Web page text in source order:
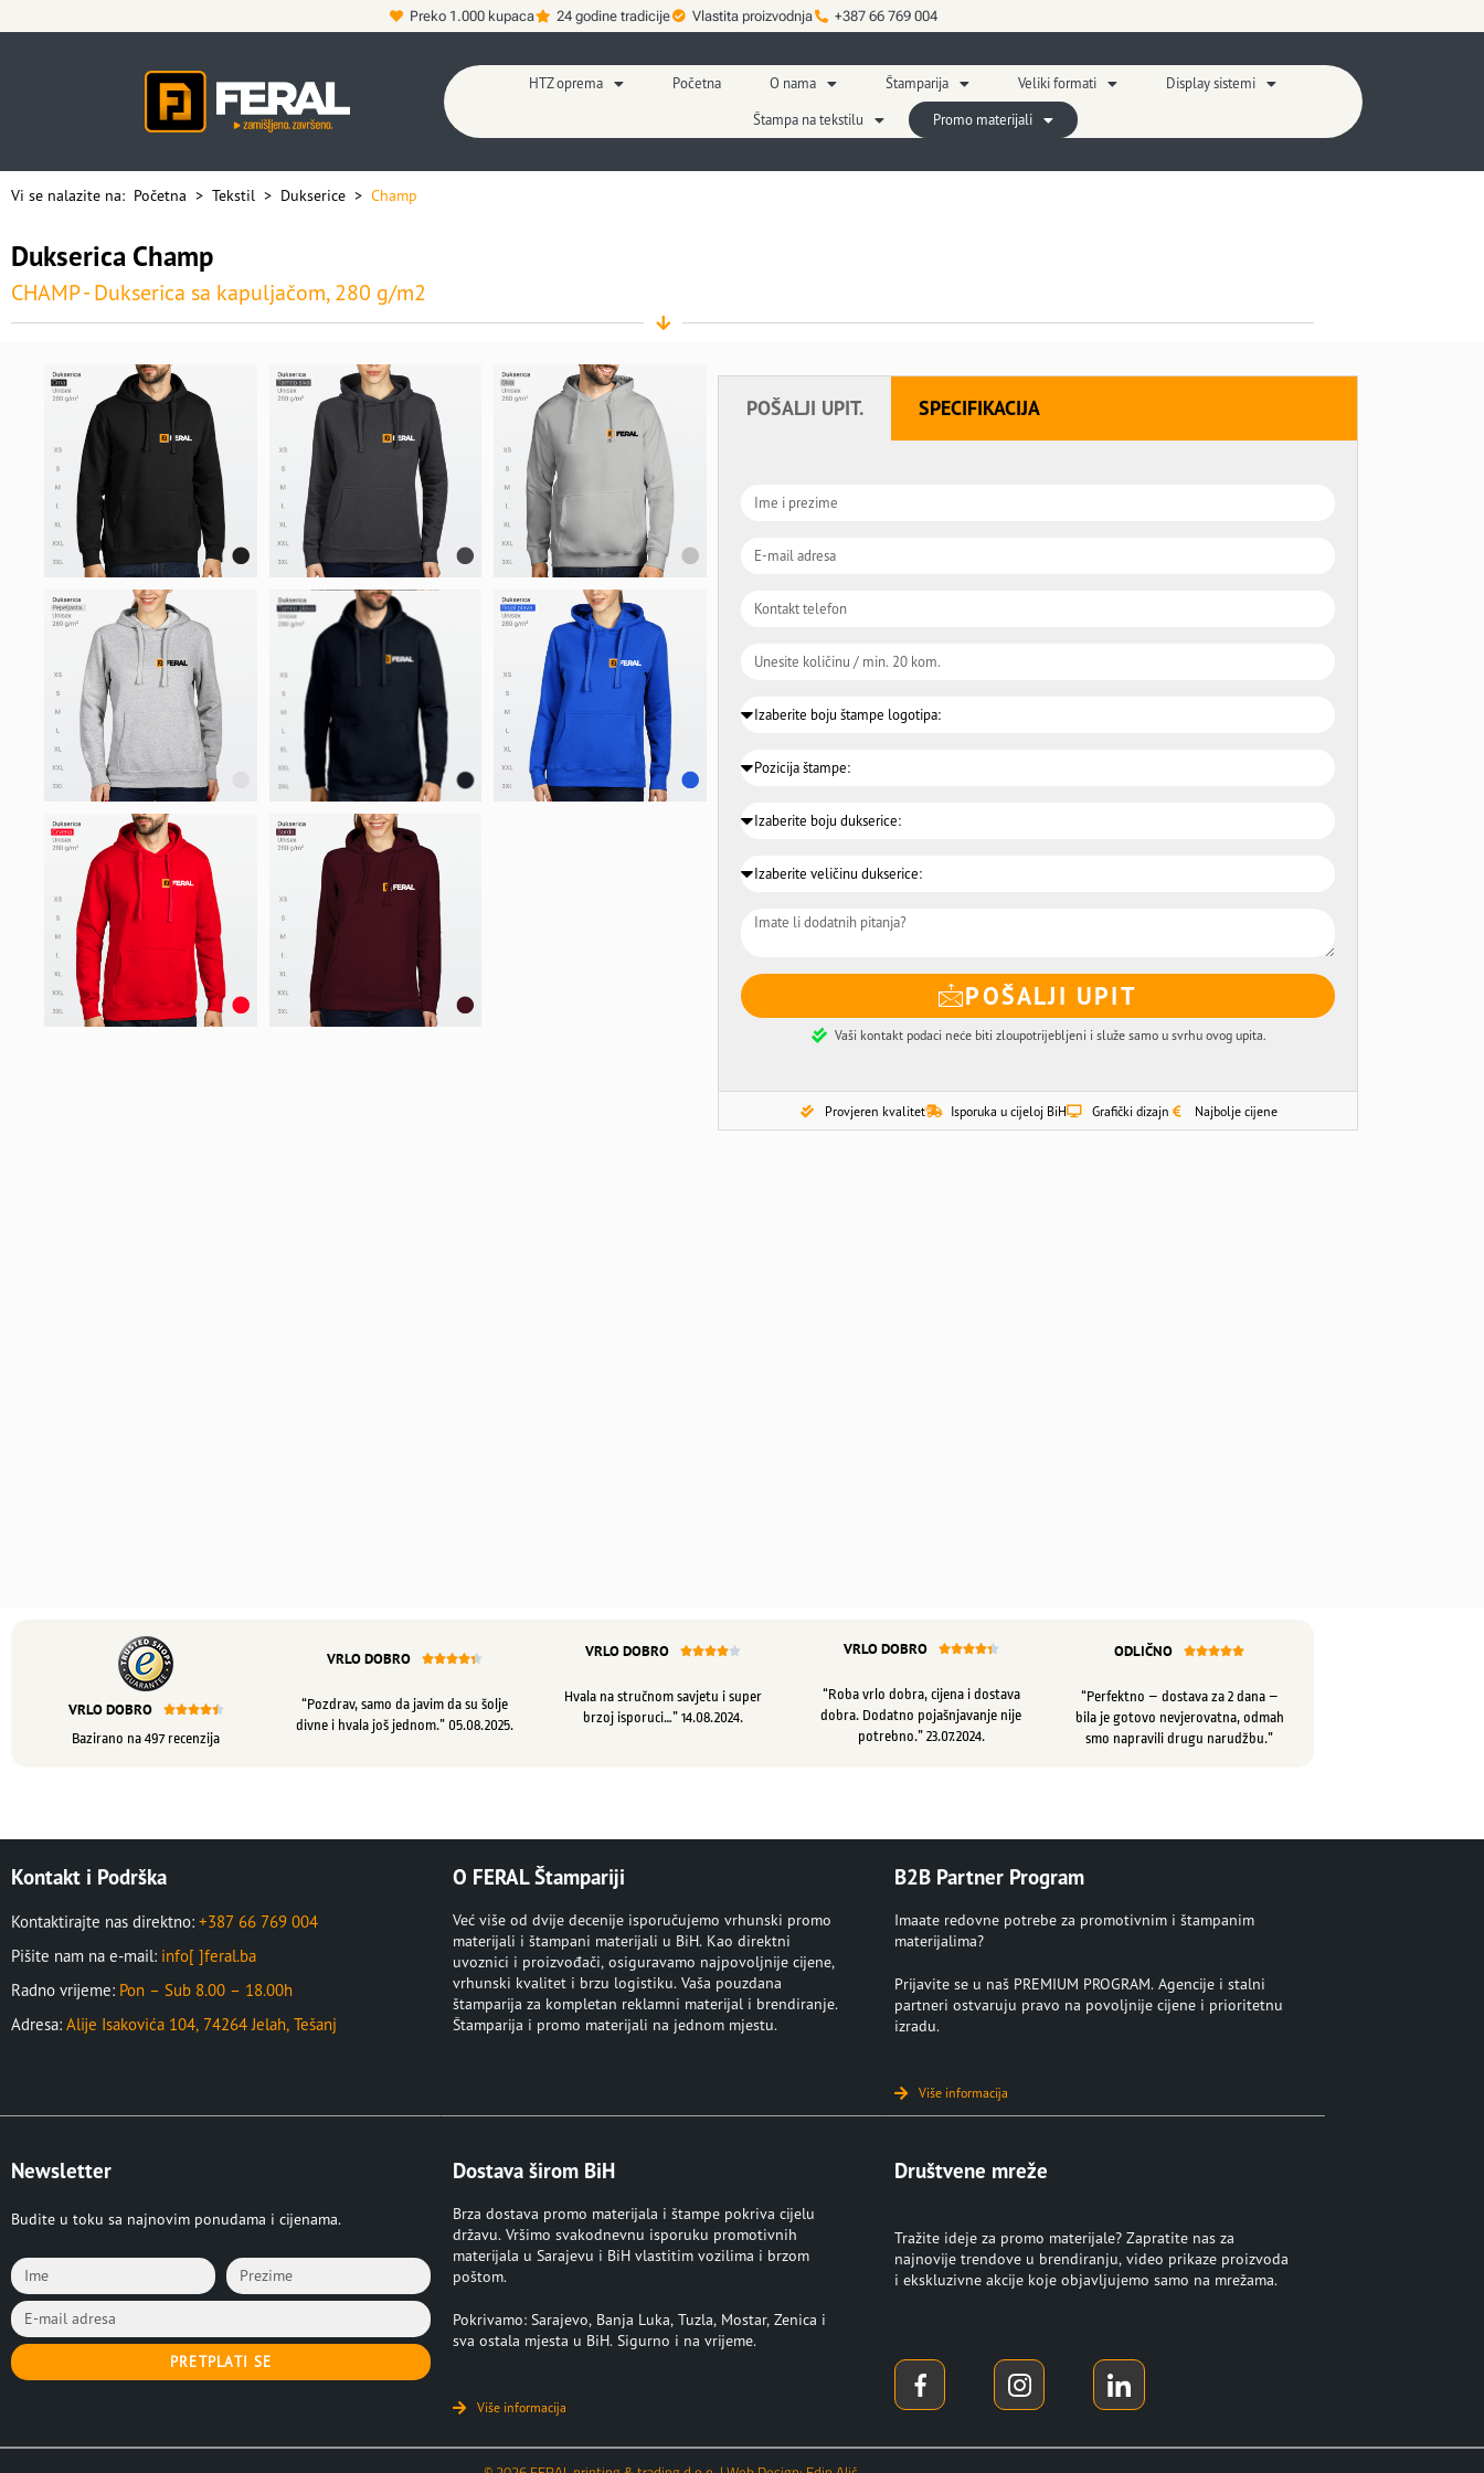
Preko 1.000 kupaca 24 godine tradicije Vlastita proizvodnja +387 66 769 004
HTZ oprema Početna O nama Štamparija Veliki formati
Display sistemi
Štampa na tekstilu
Promo materijali
Vi se nalazite na: Početna > Tekstil > Dukserice > Champ
Dukserica Champ
CHAMP - Dukserica sa kapuljačom, 280 g/m2
POŠALJI UPIT. SPECIFIKACIJA
POŠALJI UPIT
Vaši kontakt podaci neće biti zloupotrijebljeni i služe samo u svrhu ovog upita.
Provjeren kvalitet Isporuka u cijeloj BiH Grafički dizajn Najbolje cijene
VRLO DOBRO 
Bazirano na 497 recenzija
VRLO DOBRO 
“Pozdrav, samo da javim da su šolje
divne i hvala još jednom.” 05.08.2025.
VRLO DOBRO 
Hvala na stručnom savjetu i super
brzoj isporuci…” 14.08.2024.
VRLO DOBRO 
“Roba vrlo dobra, cijena i dostava
dobra. Dodatno pojašnjavanje nije
potrebno.” 23.07.2024.
ODLIČNO 
“Perfektno – dostava za 2 dana –
bila je gotovo nevjerovatna, odmah
smo napravili drugu narudžbu.”
Kontakt i Podrška
Kontaktirajte nas direktno: +387 66 769 004
Pišite nam na e-mail: info[ ]feral.ba
Radno vrijeme: Pon – Sub 8.00 – 18.00h
Adresa: Alije Isakovića 104, 74264 Jelah, Tešanj
O FERAL Štampariji
Već više od dvije decenije isporučujemo vrhunski promo
materijali i štampani materijali u BiH. Kao direktni
uvoznici i proizvođači, osiguravamo najpovoljnije cijene,
vrhunski kvalitet i brzu logistiku. Vaša pouzdana
štamparija za kompletan reklamni materijal i brendiranje.
Štamparija i promo materijali na jednom mjestu.
B2B Partner Program
Imaate redovne potrebe za promotivnim i štampanim
materijalima?
Prijavite se u naš PREMIUM PROGRAM. Agencije i stalni
partneri ostvaruju pravo na povoljnije cijene i prioritetnu
izradu.
Više informacija
Newsletter
Budite u toku sa najnovim ponudama i cijenama.
PRETPLATI SE
Dostava širom BiH
Brza dostava promo materijala i štampe pokriva cijelu
državu. Vršimo svakodnevnu isporuku promotivnih
materijala u Sarajevu i BiH vlastitim vozilima i brzom
poštom.
Pokrivamo: Sarajevo, Banja Luka, Tuzla, Mostar, Zenica i
sva ostala mjesta u BiH. Sigurno i na vrijeme.
Više informacija
Društvene mreže
Tražite ideje za promo materijale? Zapratite nas za
najnovije trendove u brendiranju, video prikaze proizvoda
i ekskluzivne akcije koje objavljujemo samo na mrežama.